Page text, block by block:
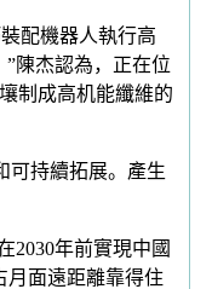
配機器人執行高
陳杰認為，正在位
制成高机能纖維的
可持續拓展。產生
年前實現中國
月面遠距離靠得住